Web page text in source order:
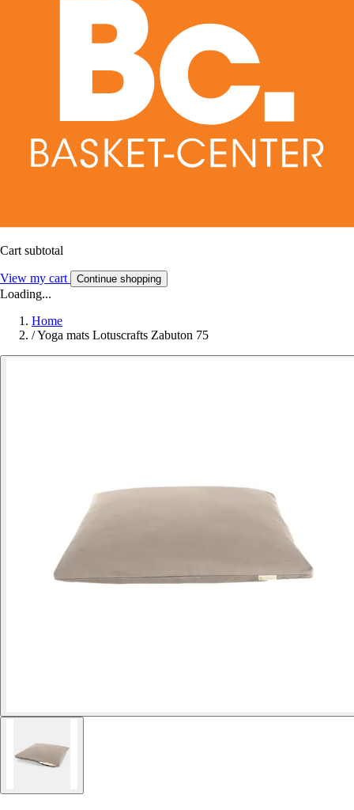
Cart subtotal
View my cart Continue shopping
Loading...
Home
/Yoga mats Lotuscrafts Zabuton 75